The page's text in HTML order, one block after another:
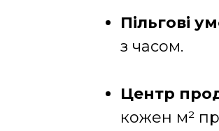
Пільгові
з часом.
Центр
кожен м²